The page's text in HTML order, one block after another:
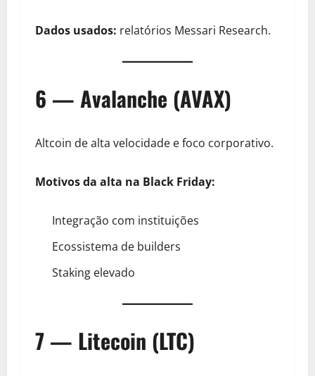
Dados usados: relatórios Messari Research.
6 — Avalanche (AVAX)
Altcoin de alta velocidade e foco corporativo.
Motivos da alta na Black Friday:
Integração com instituições
Ecossistema de builders
Staking elevado
7 — Litecoin (LTC)